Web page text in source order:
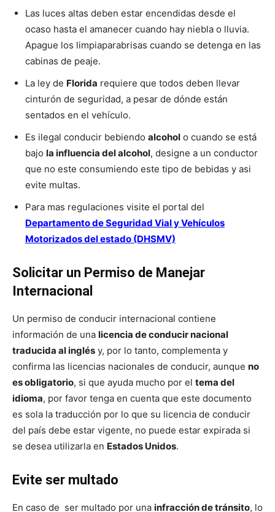
Las luces altas deben estar encendidas desde el
ocaso hasta el amanecer cuando hay niebla o lluvia.
Apague los limpiaparabrisas cuando se detenga en las
cabinas de peaje.
La ley de Florida requiere que todos deben llevar
cinturón de seguridad, a pesar de dónde están
sentados en el vehículo.
Es ilegal conducir bebiendo alcohol o cuando se está
bajo la influencia del alcohol, designe a un conductor
que no este consumiendo este tipo de bebidas y asi
evite multas.
Para mas regulaciones visite el portal del
Departamento de Seguridad Vial y Vehículos
Motorizados del estado (DHSMV)
Solicitar un Permiso de Manejar
Internacional
Un permiso de conducir internacional contiene
información de una licencia de conducir nacional
traducida al inglés y, por lo tanto, complementa y
confirma las licencias nacionales de conducir, aunque no
es obligatorio, si que ayuda mucho por el tema del
idioma, por favor tenga en cuenta que este documento
es sola la traducción por lo que su licencia de conducir
del país debe estar vigente, no puede estar expirada si
se desea utilizarla en Estados Unidos.
Evite ser multado
En caso de ser multado por una infracción de tránsito, lo